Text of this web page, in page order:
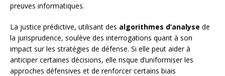
preuves informatiques.
La justice prédictive, utilisant des algorithmes d’analyse de
la jurisprudence, soulève des interrogations quant à son
impact sur les stratégies de défense. Si elle peut aider à
anticiper certaines décisions, elle risque d’uniformiser les
approches défensives et de renforcer certains biais